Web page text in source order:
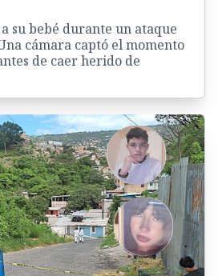
su bebé durante un ataque
cámara captó el momento
de caer herido de